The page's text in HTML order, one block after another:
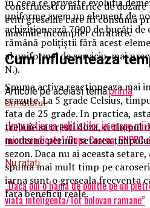
uniforme avem un element de
achiziționează 7000 de bucăți de
rămână polițiștii fără acest
al uniformei de serviciu, mai
N.).
Articole pe aceiasi tema:prima
Urmatorul
„Imprastierea politistilor in enspe
microsindicate”/Dupa Coarna,
Nu ratati
„Daca pui o haina de politie pe un
viata inteligenta/Tot bolovan ramane”
construiesti o matrice de
eviti greselile care iti consuma
masinile incomplet curatate.
Cum influenteaza
Spuma activa reactioneaza mai
scazute. La 5 grade Celsius,
fata de 25 grade. In practica,
trebuie sa cresti doza, ci timpul
moderne permit setarea
sezon. Daca nu ai aceasta
spuma mai mult timp pe
iarna sunt o greseala frecventa
fara beneficii reale.